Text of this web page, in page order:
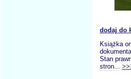
dodaj do
Książka
Stan
stron...